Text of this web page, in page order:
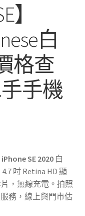
】
白
格查
手機
iPhone SE 2020白
吋 Retina HD 顯
，無線充電。拍照
務，線上與門市估